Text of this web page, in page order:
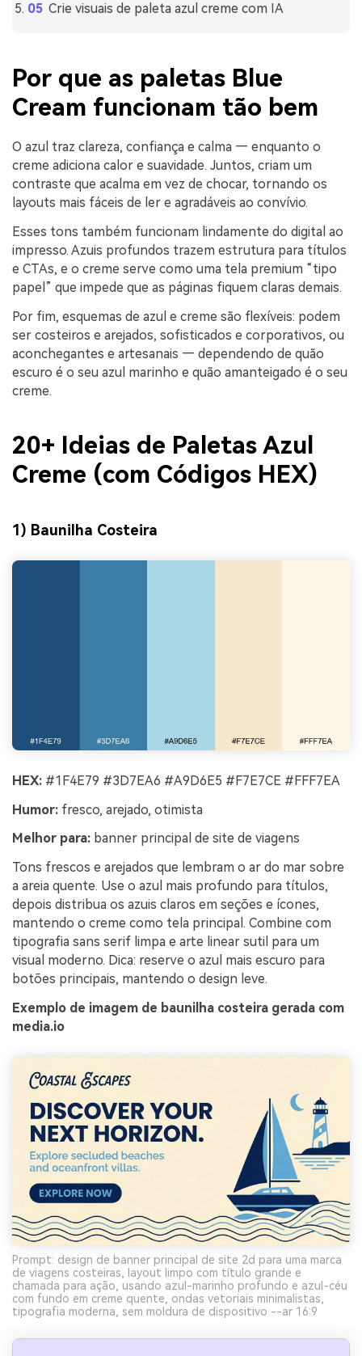
Crie visuais de paleta azul creme com IA
Por que as paletas Blue
Cream funcionam tão bem
O azul traz clareza, confiança e calma — enquanto o
creme adiciona calor e suavidade. Juntos, criam um
contraste que acalma em vez de chocar, tornando os
layouts mais fáceis de ler e agradáveis ao convívio.
Esses tons também funcionam lindamente do digital ao
impresso. Azuis profundos trazem estrutura para títulos
e CTAs, e o creme serve como uma tela premium “tipo
papel” que impede que as páginas fiquem claras demais.
Por fim, esquemas de azul e creme são flexíveis: podem
ser costeiros e arejados, sofisticados e corporativos, ou
aconchegantes e artesanais — dependendo de quão
escuro é o seu azul marinho e quão amanteigado é o seu
creme.
20+ Ideias de Paletas Azul
Creme (com Códigos HEX)
1) Baunilha Costeira
HEX: #1F4E79 #3D7EA6 #A9D6E5 #F7E7CE #FFF7EA
Humor: fresco, arejado, otimista
Melhor para: banner principal de site de viagens
Tons frescos e arejados que lembram o ar do mar sobre
a areia quente. Use o azul mais profundo para títulos,
depois distribua os azuis claros em seções e ícones,
mantendo o creme como tela principal. Combine com
tipografia sans serif limpa e arte linear sutil para um
visual moderno. Dica: reserve o azul mais escuro para
botões principais, mantendo o design leve.
Exemplo de imagem de baunilha costeira gerada com
media.io
Prompt: design de banner principal de site 2d para uma marca
de viagens costeiras, layout limpo com título grande e
chamada para ação, usando azul-marinho profundo e azul-céu
com fundo em creme quente, ondas vetoriais minimalistas,
tipografia moderna, sem moldura de dispositivo --ar 16:9